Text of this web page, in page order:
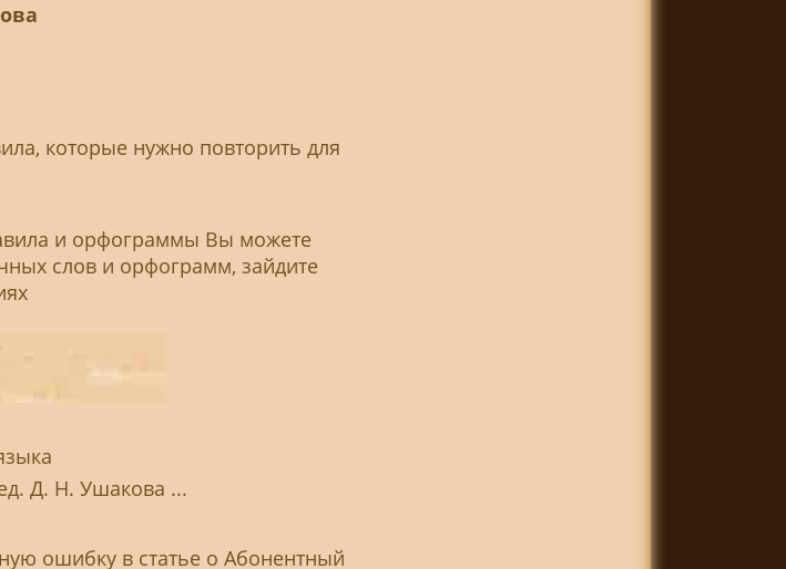
которые нужно повторить для
и орфограммы Вы можете
слов и орфограмм, зайдите
Д. Н. Ушакова ...
ошибку в статье о Абонентный